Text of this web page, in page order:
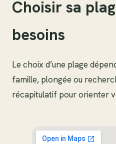
Choisir sa
besoins
Le choix d’une plage
famille, plongée ou
récapitulatif pour orienter